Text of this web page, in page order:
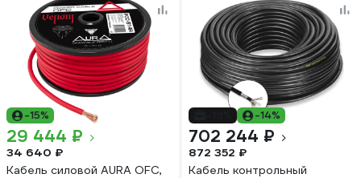
-15%
29 444 ₽
34 640 ₽
Кабель силовой AURA OFC,
-14%
702 244 ₽
872 352 ₽
Кабель контрольный